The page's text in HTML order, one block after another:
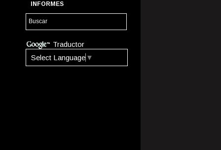
INFORMES
Traductor
Select Language ▼